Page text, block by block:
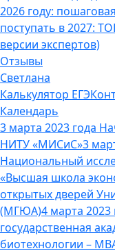
2026 году:
поступать в 2027:
версии экспертов)
Отзывы
Светлана
Калькулятор ЕГЭ
Календарь
3 марта 2023 года
НИТУ «МИСиС»3
Национальный
«Высшая школа
открытых дверей
(МГЮА)4 марта 2023
государственная
биотехнологии –